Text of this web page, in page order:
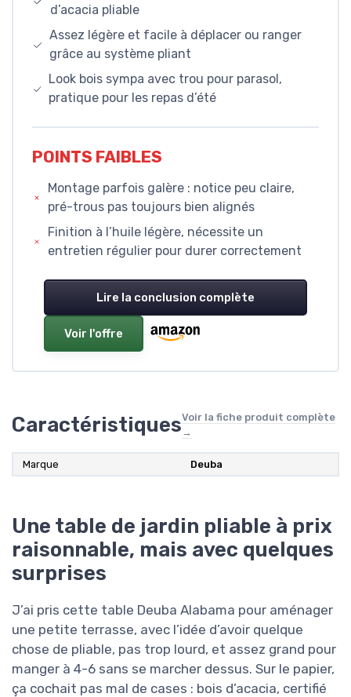
d’acacia pliable
Assez légère et facile à déplacer ou ranger
grâce au système pliant
Look bois sympa avec trou pour parasol,
pratique pour les repas d’été
POINTS FAIBLES
Montage parfois galère : notice peu claire,
pré-trous pas toujours bien alignés
Finition à l’huile légère, nécessite un
entretien régulier pour durer correctement
Lire la conclusion complète
Voir l'offre
CaractéristiquesVoir la fiche produit complète
→
Marque Deuba
Une table de jardin pliable à prix
raisonnable, mais avec quelques
surprises
J’ai pris cette table Deuba Alabama pour aménager
une petite terrasse, avec l’idée d’avoir quelque
chose de pliable, pas trop lourd, et assez grand pour
manger à 4-6 sans se marcher dessus. Sur le papier,
ça cochait pas mal de cases : bois d’acacia, certifié